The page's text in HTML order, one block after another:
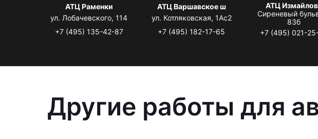
АТЦ Раменки
ул. Лобачевского, 114
+7 (495) 135-42-87
АТЦ Варшавское ш
ул. Котляковская, 1Ас2
+7 (495) 182-17-65
АТЦ
Сиреневый
83б
+7 (495) 021-
Другие работы для